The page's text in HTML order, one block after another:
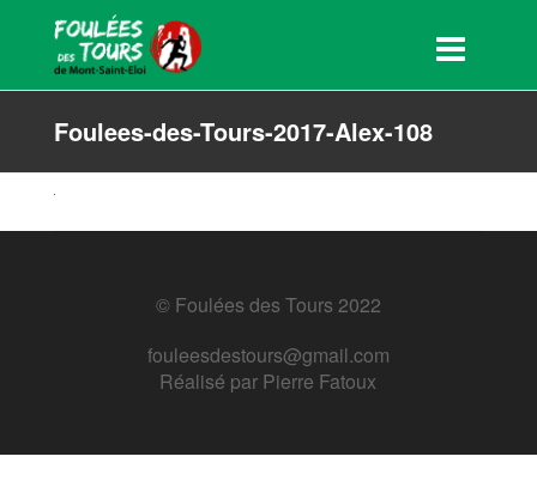
Foulees-des-Tours-2017-Alex-108
© Foulées des Tours 2022
fouleesdestours@gmail.com
Réalisé par Pierre Fatoux